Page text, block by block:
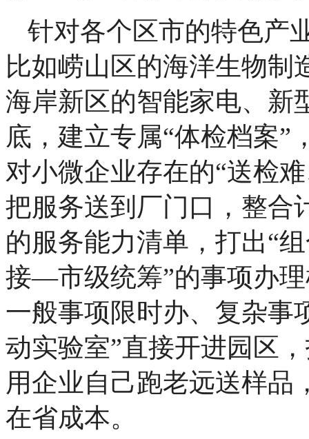
针对各个区市的特色产
比如崂山区的海洋生物制
海岸新区的智能家电、新
底，建立专属“体检档案”
对小微企业存在的“送检
把服务送到厂门口，整合
的服务能力清单，打出“
接—市级统筹”的事项办
一般事项限时办、复杂事
动实验室”直接开进园区
用企业自己跑老远送样品
在省成本。